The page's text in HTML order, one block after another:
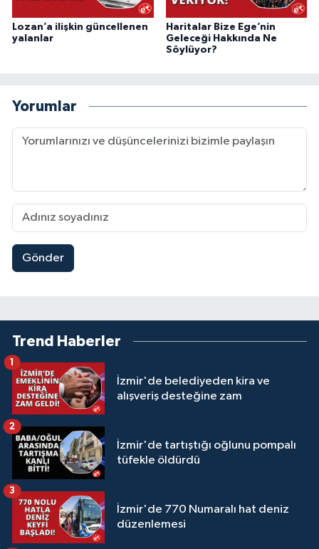
Lozan’a ilişkin güncellenen
yalanlar
Haritalar Bize Ege’nin
Geleceği Hakkında Ne
Söylüyor?
Yorumlar
Gönder
Trend Haberler
İzmir'de belediyeden kira ve
alışveriş desteğine zam
1
İzmir'de tartıştığı oğlunu pompalı
tüfekle öldürdü
2
İzmir'de 770 Numaralı hat deniz
düzenlemesi
3